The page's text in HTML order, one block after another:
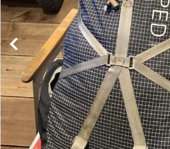
買取案内
レンタル・修理
店舗情報
POLICY
INFORMATION